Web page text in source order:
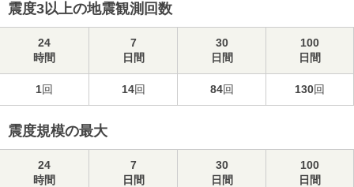
震度3以上の地震観測回数
24
時間
7
日間
30
日間
100
日間
1回 14回 84回 130回
震度規模の最大
24
時間
7
日間
30
日間
100
日間